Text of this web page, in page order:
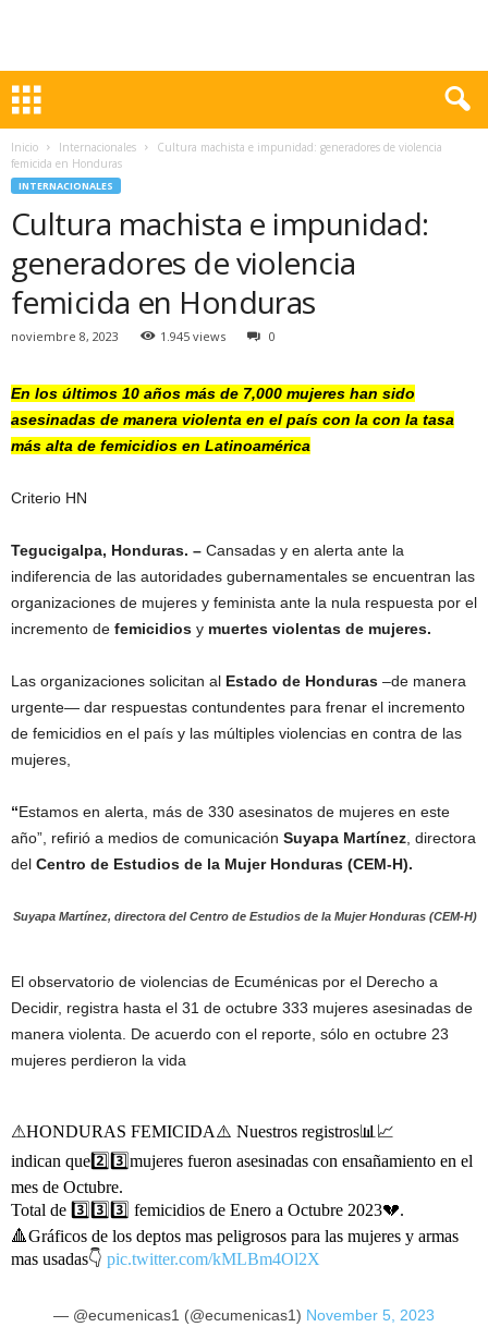
Inicio Internacionales
Cultura machista e impunidad: generadores de violencia
femicida en Honduras
INTERNACIONALES
Cultura machista e impunidad:
generadores de violencia
femicida en Honduras
noviembre 8, 2023 1.945 views 0
En los últimos 10 años más de 7,000 mujeres han sido
asesinadas de manera violenta en el país con la con la tasa
más alta de femicidios en Latinoamérica
Criterio HN
Tegucigalpa, Honduras. – Cansadas y en alerta ante la
indiferencia de las autoridades gubernamentales se encuentran las
organizaciones de mujeres y feminista ante la nula respuesta por el
incremento de femicidios y muertes violentas de mujeres.
Las organizaciones solicitan al Estado de Honduras –de manera
urgente— dar respuestas contundentes para frenar el incremento
de femicidios en el país y las múltiples violencias en contra de las
mujeres,
“Estamos en alerta, más de 330 asesinatos de mujeres en este
año”, refirió a medios de comunicación Suyapa Martínez , directora
del Centro de Estudios de la Mujer Honduras (CEM-H).
Suyapa Martínez, directora del Centro de Estudios de la Mujer Honduras (CEM-H)
El observatorio de violencias de Ecuménicas por el Derecho a
Decidir, registra hasta el 31 de octubre 333 mujeres asesinadas de
manera violenta. De acuerdo con el reporte, sólo en octubre 23
mujeres perdieron la vida
⚠HONDURAS FEMICIDA⚠️ Nuestros registros📊📈
indican que2️⃣3️⃣mujeres fueron asesinadas con ensañamiento en el
mes de Octubre.
Total de 3️⃣3️⃣3️⃣ femicidios de Enero a Octubre 2023💔.
🔺Gráficos de los deptos mas peligrosos para las mujeres y armas
mas usadas👇 pic.twitter.com/kMLBm4Ol2X
— @ecumenicas1 (@ecumenicas1) November 5, 2023